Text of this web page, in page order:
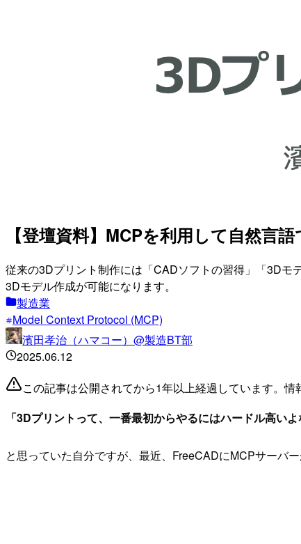
【登壇資料】MCPを利用して自然言
従来の3Dプリント制作には「CADソフトの習得」「3D
3Dモデル作成が可能になります。
製造業
Model Context Protocol (MCP)
濱田孝治（ハマコー）@製造BT部
2025.06.12
この記事は公開されてから1年以上経過しています。情
「3Dプリントって、一番最初からやるにはハードル高いよ
と思っていた自分ですが、最近、FreeCADにMCPサーバ